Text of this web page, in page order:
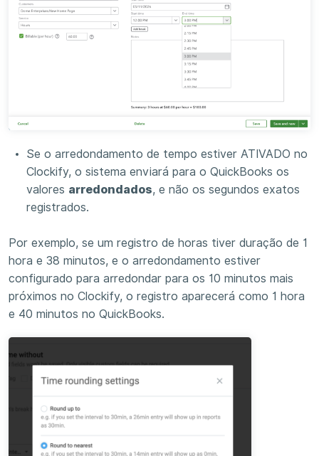
Se o arredondamento de tempo estiver ATIVADO no
Clockify, o sistema enviará para o QuickBooks os
valores arredondados, e não os segundos exatos
registrados.
Por exemplo, se um registro de horas tiver duração de 1
hora e 38 minutos, e o arredondamento estiver
configurado para arredondar para os 10 minutos mais
próximos no Clockify, o registro aparecerá como 1 hora
e 40 minutos no QuickBooks.